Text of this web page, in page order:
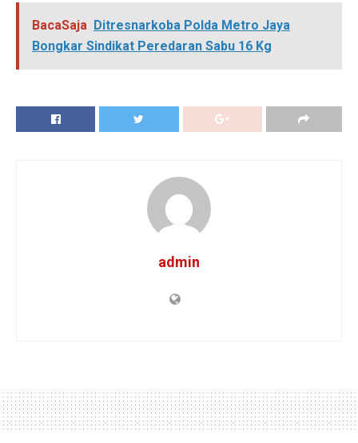
BacaSaja Ditresnarkoba Polda Metro Jaya
Bongkar Sindikat Peredaran Sabu 16 Kg
admin